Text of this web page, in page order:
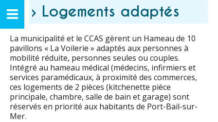
› Logements adaptés
La municipalité et le CCAS gèrent un Hameau de 10
pavillons « La Voilerie » adaptés aux personnes à
mobilité réduite, personnes seules ou couples.
Intégré au hameau médical (médecins, infirmiers et
services paramédicaux, à proximité des commerces,
ces logements de 2 pièces (kitchenette pièce
principale, chambre, salle de bain et garage) sont
réservés en priorité aux habitants de Port-Bail-sur-
Mer.